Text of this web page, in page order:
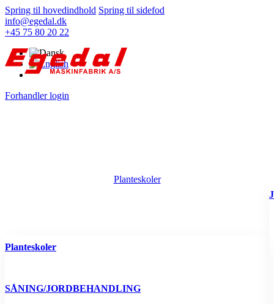
Spring til hovedindhold Spring til sidefod
info@egedal.dk
+45 75 80 20 22
Forhandler login
Planteskoler
Planteskoler
SÅNING/JORDBEHANDLING